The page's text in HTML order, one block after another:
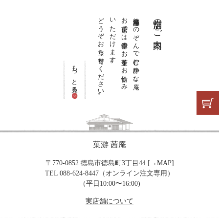
店舗のご案内
徳島城跡をのぞんで佇む静かな庵。
お茶席では季節のお菓子をお愉しみ
いただけます。
どうぞお立ち寄りください。
もっと見る
菓游 茜庵
〒770-0852 徳島市徳島町3丁目44 [→ MAP]
TEL 088-624-8447（オンライン注文専用）
（平日10:00〜16:00)
実店舗について